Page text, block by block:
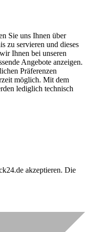
Sie uns Ihnen über
zu servieren und dieses
Ihnen bei unseren
Angebote anzeigen.
Präferenzen
möglich. Mit dem
lediglich technisch
akzeptieren. Die